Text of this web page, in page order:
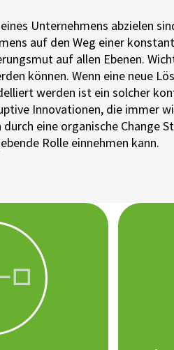
Unternehmens abzielen
auf den Weg einer
auf allen Ebenen.
können. Wenn eine neue
werden ist ein solcher
Innovationen, die immer
eine organische
Rolle einnehmen kann.